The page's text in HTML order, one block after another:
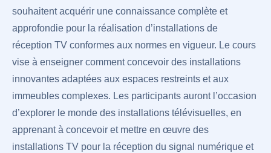
souhaitent acquérir une connaissance complète et
approfondie pour la réalisation d’installations de
réception TV conformes aux normes en vigueur. Le cours
vise à enseigner comment concevoir des installations
innovantes adaptées aux espaces restreints et aux
immeubles complexes. Les participants auront l’occasion
d’explorer le monde des installations télévisuelles, en
apprenant à concevoir et mettre en œuvre des
installations TV pour la réception du signal numérique et